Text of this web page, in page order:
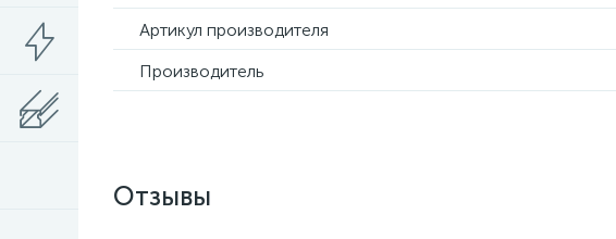
Артикул производителя
Производитель
Отзывы